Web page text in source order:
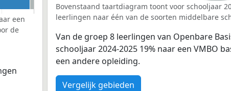
een
de
Bovenstaand taartdiagram toont voor schooljaar
leerlingen naar één van de soorten middelbare
Van de groep 8 leerlingen van Openbare
schooljaar 2024-2025 19% naar een VMBO
een andere opleiding.
Vergelijk gebieden